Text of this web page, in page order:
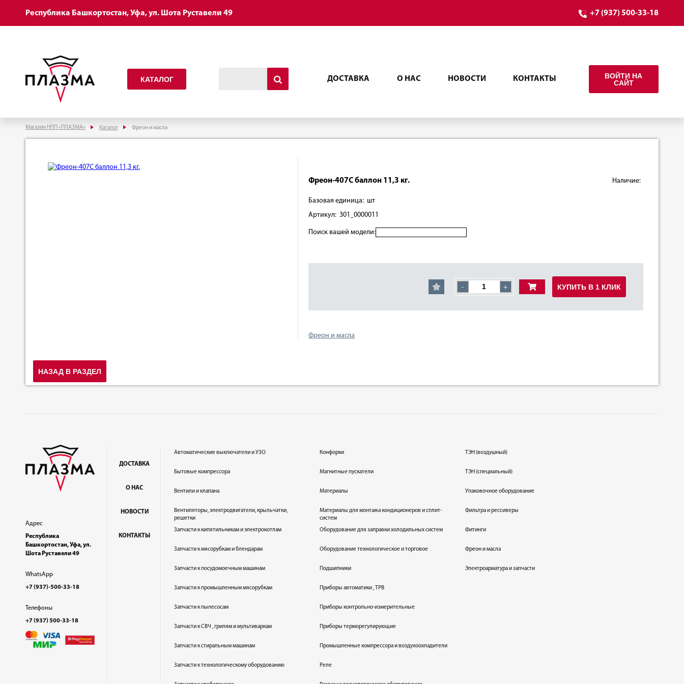
Республика Башкортостан, Уфа, ул. Шота Руставели 49 +7 (937) 500-33-18
КАТАЛОГ ДОСТАВКА О НАС НОВОСТИ КОНТАКТЫ
ВОЙТИ НА
САЙТ
Магазин НПП «ПЛАЗМА» Каталог Фреон и масла
Фреон-407С баллон 11,3 кг. Наличие:
Базовая единица: шт
Артикул: 301_0000011
Поиск вашей модели:
- + КУПИТЬ В 1 КЛИК
Фреон и масла
НАЗАД В РАЗДЕЛ
Адрес
Республика
Башкортостан, Уфа, ул.
Шота Руставели 49
WhatsApp
+7 (937)-500-33-18
Телефоны
+7 (937) 500-33-18
ДОСТАВКА
О НАС
НОВОСТИ
КОНТАКТЫ
Автоматические выключатели и УЗО
Бытовые компрессора
Вентили и клапана
Вентиляторы, электродвигатели, крыльчатки,
решетки
Запчасти к кипятильникам и электрокотлам
Запчасти к мясорубкам и блендарам
Запчасти к посудомоечным машинам
Запчасти к промышленным мясорубкам
Запчасти к пылесосам
Запчасти к СВЧ , грилям и мультиваркам
Запчасти к стиральным машинам
Запчасти к технологическому оборудованию
Конфорки
Магнитные пускатели
Материалы
Материалы для монтажа кондиционеров и сплит-
систем
Оборудование для заправки холодильных систем
Оборудование технологическое и торговое
Подшипники
Приборы автоматики , ТРВ
Приборы контрольно-измерительные
Приборы терморегулирующие
Промышленные компрессора и воздухоохладители
Реле
ТЭН (воздушный)
ТЭН (специальный)
Упаковочное оборудование
Фильтра и рессиверы
Фитинги
Фреон и масла
Электроарматура и запчасти